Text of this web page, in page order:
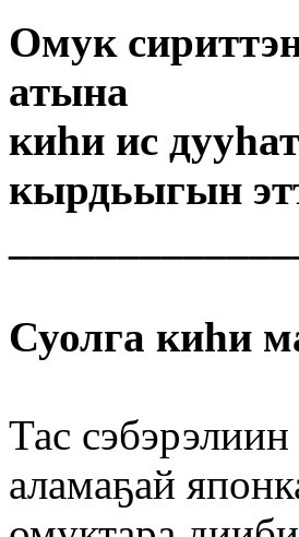
Омук
атына
киһи ис
кырдьыгын
Суолга киһи
Тас
аламаҕай